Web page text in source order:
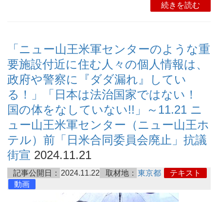
続きを読む
「ニュー山王米軍センターのような重
要施設付近に住む人々の個人情報は、
政府や警察に『ダダ漏れ』してい
る！」「日本は法治国家ではない！
国の体をなしていない!!」～11.21 ニ
ュー山王米軍センター（ニュー山王ホ
テル）前「日米合同委員会廃止」抗議
街宣 2024.11.21
記事公開日： 2024.11.22 取材地： 東京都
テキスト
動画